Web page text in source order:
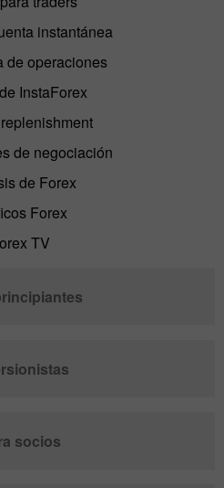
instantánea
de operaciones
InstaForex
de negociación
de Forex
Forex
TV
socios